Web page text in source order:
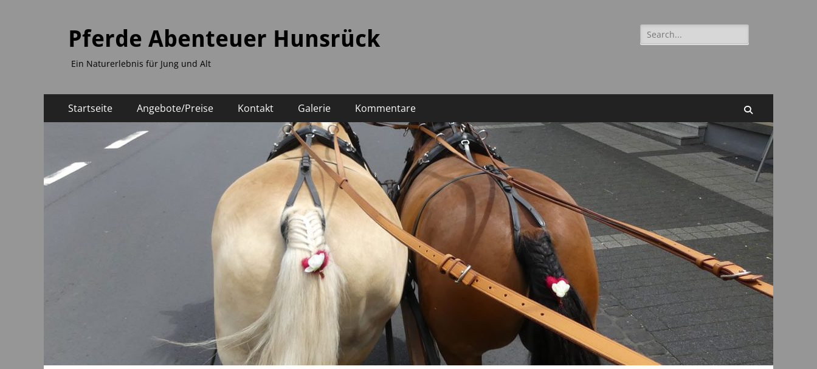
Pferde Abenteuer Hunsrück
Ein Naturerlebnis für Jung und Alt
Suchen
nach:
Primäres
Menü
Inhalt
Startseite Angebote/Preise Kontakt Galerie Kommentare